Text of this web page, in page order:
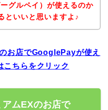
グルペイ）が使えるのか
といいと思いますよ♪
お店でGooglePayが使え
こちらをクリック
ムEXのお店で